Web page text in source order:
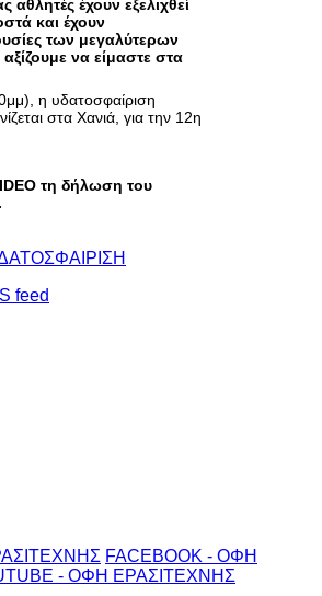
αθλητές έχουν εξελιχθεί
και έχουν
των μεγαλύτερων
να είμαστε στα
η υδατοσφαίριση
στα Χανιά, για την 12η
τη δήλωση του
feed
FACEBOOK - ΟΦΗ
- ΟΦΗ ΕΡΑΣΙΤΕΧΝΗΣ